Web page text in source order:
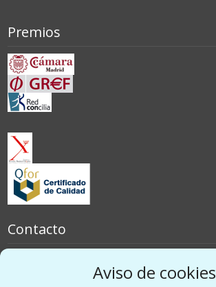
Aviso de cookies
Premios
Contacto